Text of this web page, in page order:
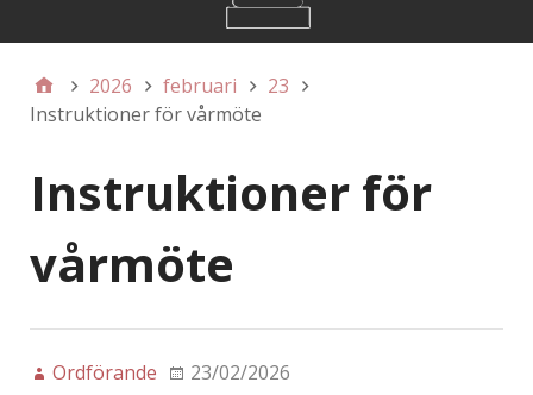
2026 februari
23
Instruktioner för vårmöte
Instruktioner för
vårmöte
Ordförande 23/02/2026